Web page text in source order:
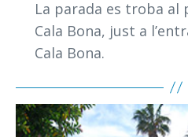
La parada es troba al
Cala Bona, just a
Cala Bona.